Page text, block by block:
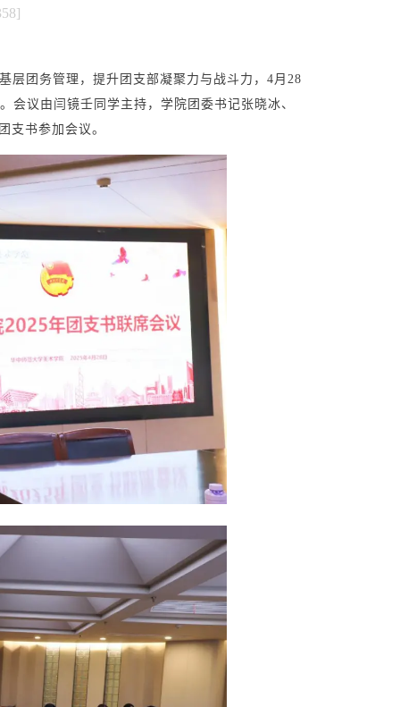
]
层团务管理，提升团支部凝聚力与战斗力，4月28
会议由闫镜壬同学主持，学院团委书记张晓冰、
支书参加会议。